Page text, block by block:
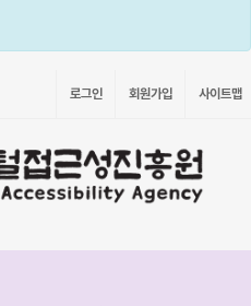
로그인 회원가입 사이트맵